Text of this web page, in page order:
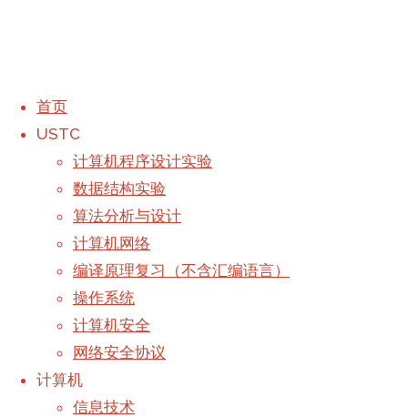
首页
USTC
计算机程序设计实验
数据结构实验
算法分析与设计
计算机网络
编译原理复习（不含汇编语言）
操作系统
计算机安全
网络安全协议
计算机
信息技术
Luogu P1903
下午10:002020年4月9日
issue: 请求更换友链地址！
序列分治：二维数点问题
首页-